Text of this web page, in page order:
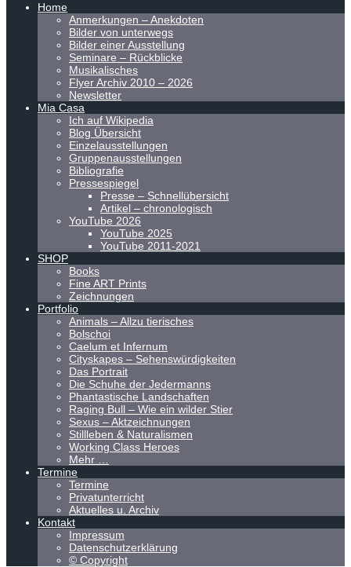
Home
Anmerkungen – Anekdoten
Bilder von unterwegs
Bilder einer Ausstellung
Seminare – Rückblicke
Musikalisches
Flyer Archiv 2010 – 2026
Newsletter
Mia Casa
Ich auf Wikipedia
Blog Übersicht
Einzelausstellungen
Gruppenausstellungen
Bibliografie
Pressespiegel
Presse – Schnellübersicht
Artikel – chronologisch
YouTube 2026
YouTube 2025
YouTube 2011-2021
SHOP
Books
Fine ART Prints
Zeichnungen
Portfolio
Animals – Allzu tierisches
Bolschoi
Caelum et Infernum
Cityskapes – Sehenswürdigkeiten
Das Portrait
Die Schuhe der Jedermanns
Phantastische Landschaften
Raging Bull – Wie ein wilder Stier
Sexus – Aktzeichnungen
Stillleben & Naturalismen
Working Class Heroes
Mehr …
Termine
Termine
Privatunterricht
Aktuelles u. Archiv
Kontakt
Impressum
Datenschutzerklärung
© Copyright